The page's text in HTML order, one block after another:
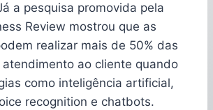
a pesquisa promovida pela
Review mostrou que as
realizar mais de 50% das
ao cliente quando
como inteligência artificial,
recognition e chatbots.